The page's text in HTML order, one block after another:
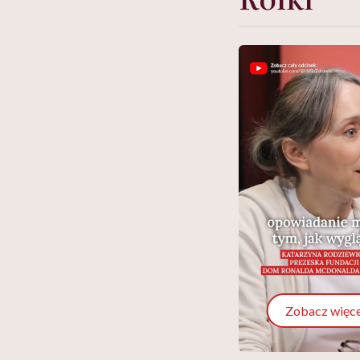
Zobacz